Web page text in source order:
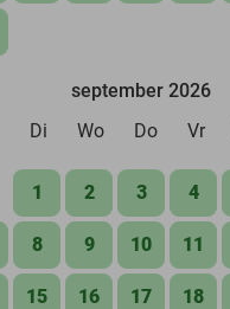
september 2026
Di Wo Do Vr
1 2 3 4
8 9 10 11
15 16 17 18